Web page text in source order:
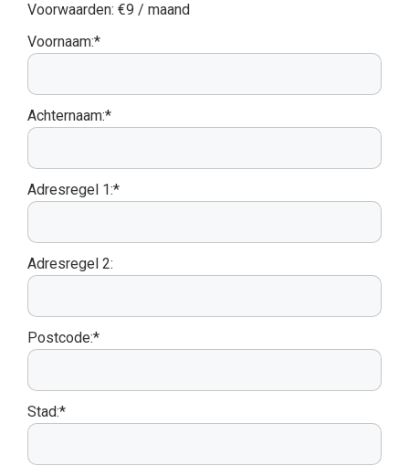
Voorwaarden: €9 / maand
Voornaam:*
Achternaam:*
Adresregel 1:*
Adresregel 2:
Postcode:*
Stad:*